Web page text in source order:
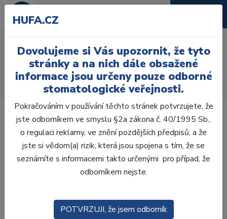
mininvazivnich technik
Úvod
Vzdělávání
Současné možnosti mininvazivnich technik
HUFA.CZ
Dovolujeme si Vás upozornit, že tyto
stránky a na nich dále obsažené
informace jsou určeny pouze odborné
stomatologické veřejnosti.
Pokračováním v používání těchto stránek potvrzujete, že
jste odborníkem ve smyslu §2a zákona č. 40/1995 Sb.,
o regulaci reklamy, ve znění pozdějších předpisů, a že
jste si vědom(a) rizik, která jsou spojena s tím, že se
seznámíte s informacemi takto určenými pro případ, že
odborníkem nejste.
POTVRZUJI, že jsem odborník